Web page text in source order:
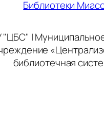
Библиотеки
|
библиотечная